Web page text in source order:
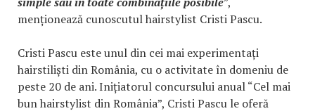
menționează cunoscutul hairstylist Cristi Pascu.
Cristi Pascu este unul din cei mai experimentați
hairstiliști din România, cu o activitate în domeniu de
peste 20 de ani. Inițiatorul concursului anual “Cel mai
bun hairstylist din România”, Cristi Pascu le oferă